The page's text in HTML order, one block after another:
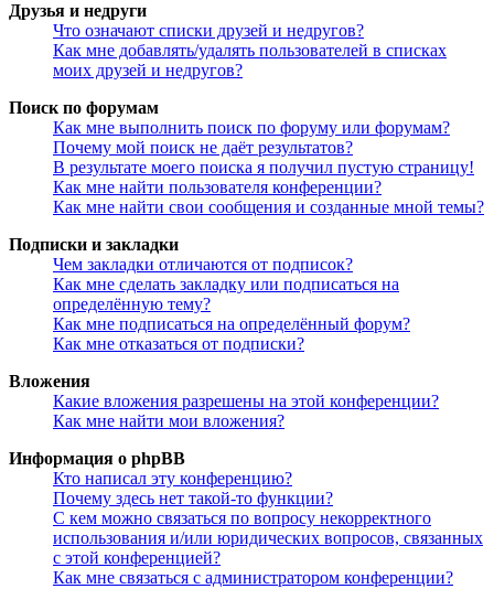
Друзья и недруги
Что означают списки друзей и недругов?
Как мне добавлять/удалять пользователей в списках
моих друзей и недругов?
Поиск по форумам
Как мне выполнить поиск по форуму или форумам?
Почему мой поиск не даёт результатов?
В результате моего поиска я получил пустую страницу!
Как мне найти пользователя конференции?
Как мне найти свои сообщения и созданные мной темы?
Подписки и закладки
Чем закладки отличаются от подписок?
Как мне сделать закладку или подписаться на
определённую тему?
Как мне подписаться на определённый форум?
Как мне отказаться от подписки?
Вложения
Какие вложения разрешены на этой конференции?
Как мне найти мои вложения?
Информация о phpBB
Кто написал эту конференцию?
Почему здесь нет такой-то функции?
С кем можно связаться по вопросу некорректного
использования и/или юридических вопросов, связанных
с этой конференцией?
Как мне связаться с администратором конференции?